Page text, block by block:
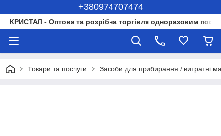
+380974707474
КРИСТАЛ - Оптова та розрібна торгівля одноразовим
Товари та послуги Засоби для прибирання / витратні